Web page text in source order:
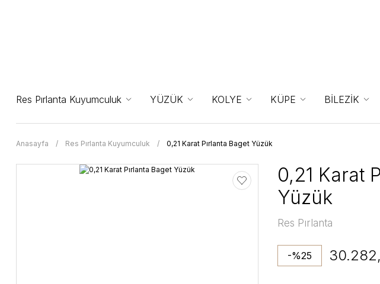
Res Pırlanta Kuyumculuk YÜZÜK KOLYE KÜPE BİLEZİK
Anasayfa Res Pırlanta Kuyumculuk 0,21 Karat Pırlanta Baget Yüzük
0,21 Karat
Yüzük
Res Pırlanta
-%25